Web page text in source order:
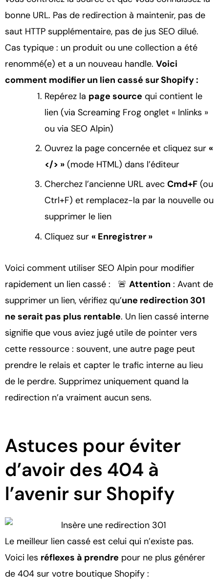
bonne URL. Pas de redirection à maintenir, pas de
saut HTTP supplémentaire, pas de jus SEO dilué.
Cas typique : un produit ou une collection a été
renommé(e) et a un nouveau handle. Voici
comment modifier un lien cassé sur Shopify :
Repérez la page source qui contient le
lien (via Screaming Frog onglet « Inlinks »
ou via SEO Alpin)
Ouvrez la page concernée et cliquez sur «
</> » (mode HTML) dans l’éditeur
Cherchez l’ancienne URL avec Cmd+F (ou
Ctrl+F) et remplacez-la par la nouvelle ou
supprimer le lien
Cliquez sur « Enregistrer »
Voici comment utiliser SEO Alpin pour modifier
rapidement un lien cassé : 🚨 Attention : Avant de
supprimer un lien, vérifiez qu’une redirection 301
ne serait pas plus rentable. Un lien cassé interne
signifie que vous aviez jugé utile de pointer vers
cette ressource : souvent, une autre page peut
prendre le relais et capter le trafic interne au lieu
de le perdre. Supprimez uniquement quand la
redirection n’a vraiment aucun sens.
Astuces pour éviter
d’avoir des 404 à
l’avenir sur Shopify
Le meilleur lien cassé est celui qui n’existe pas.
Voici les réflexes à prendre pour ne plus générer
de 404 sur votre boutique Shopify :